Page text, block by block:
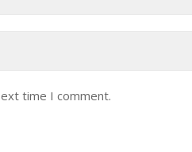
time I comment.